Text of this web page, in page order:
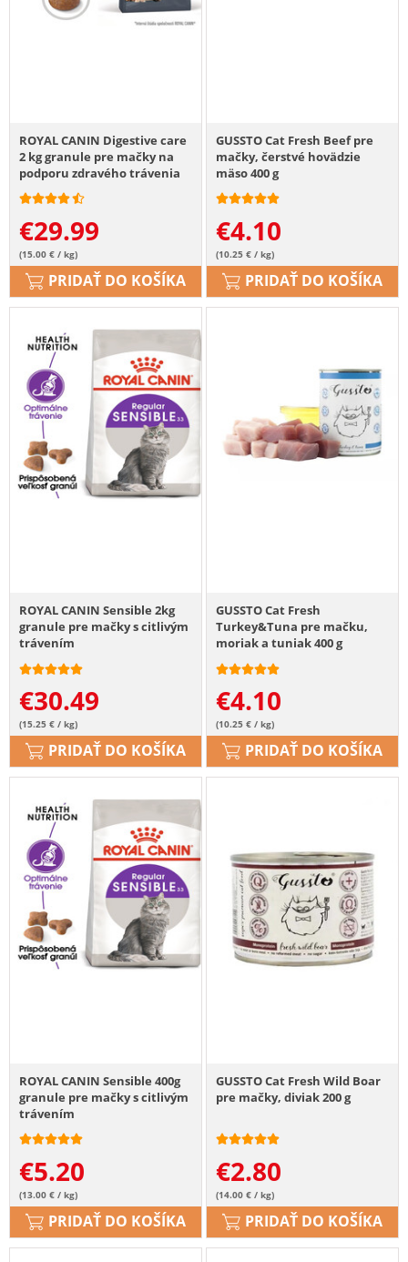
ROYAL CANIN Digestive care
2 kg granule pre mačky na
podporu zdravého trávenia
€29.99
(15.00 € / kg)
PRIDAŤ DO KOŠÍKA
GUSSTO Cat Fresh Beef pre
mačky, čerstvé hovädzie
mäso 400 g
€4.10
(10.25 € / kg)
PRIDAŤ DO KOŠÍKA
ROYAL CANIN Sensible 2kg
granule pre mačky s citlivým
trávením
€30.49
(15.25 € / kg)
PRIDAŤ DO KOŠÍKA
GUSSTO Cat Fresh
Turkey&Tuna pre mačku,
moriak a tuniak 400 g
€4.10
(10.25 € / kg)
PRIDAŤ DO KOŠÍKA
ROYAL CANIN Sensible 400g
granule pre mačky s citlivým
trávením
€5.20
(13.00 € / kg)
PRIDAŤ DO KOŠÍKA
GUSSTO Cat Fresh Wild Boar
pre mačky, diviak 200 g
€2.80
(14.00 € / kg)
PRIDAŤ DO KOŠÍKA